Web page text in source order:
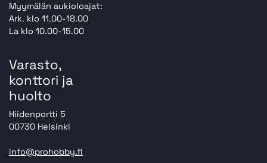
Myymälän aukioloajat:
Ark. klo 11.00-18.00
La klo 10.00-15.00
Varasto,
konttori ja
huolto
Hiidenportti 5
00730 Helsinki
info@prohobby.fi